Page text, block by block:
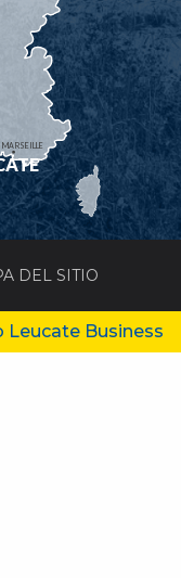
MARSEILLE
DEL SITIO
Leucate Business